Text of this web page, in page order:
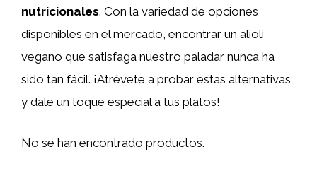
nutricionales. Con la variedad de opciones
disponibles en el mercado, encontrar un alioli
vegano que satisfaga nuestro paladar nunca ha
sido tan fácil. ¡Atrévete a probar estas alternativas
y dale un toque especial a tus platos!
No se han encontrado productos.